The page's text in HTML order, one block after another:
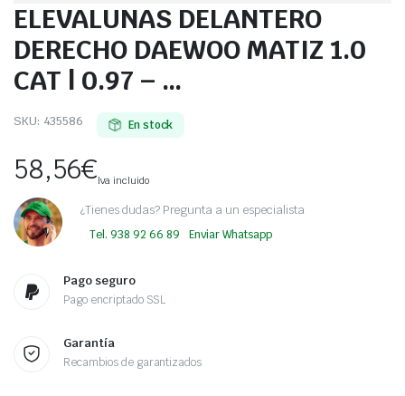
ELEVALUNAS DELANTERO
DERECHO DAEWOO MATIZ 1.0
CAT | 0.97 – …
SKU: 435586 En stock
58,56€Iva incluido
¿Tienes dudas? Pregunta a un especialista
Tel. 938 92 66 89 Enviar Whatsapp
Pago seguro
Pago encriptado SSL
Garantía
Recambios de garantizados